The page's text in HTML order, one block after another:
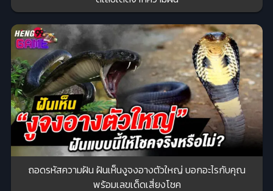
ถอดรหัสความฝัน ฝันเห็นงูจงอางตัวใหญ่ บอกอะไรกับคุณ
พร้อมเลขเด็ดเสี่ยงโชค